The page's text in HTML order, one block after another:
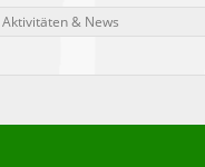
& News